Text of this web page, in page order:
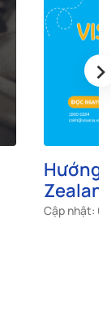
Hướng
tiết
Cập nhật:
›